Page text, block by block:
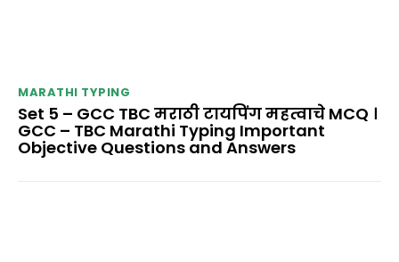
MARATHI TYPING
Set 5 – GCC TBC मराठी टायपिंग महत्वाचे MCQ ।
GCC – TBC Marathi Typing Important
Objective Questions and Answers